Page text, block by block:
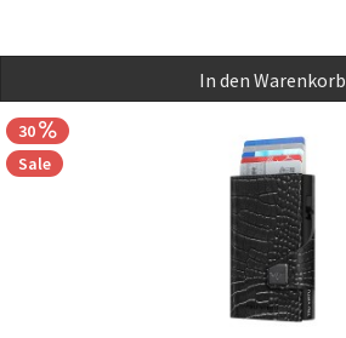
In den Warenkorb
30
Sale